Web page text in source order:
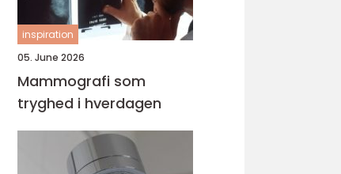
inspiration
05. June 2026
Mammografi som
tryghed i hverdagen